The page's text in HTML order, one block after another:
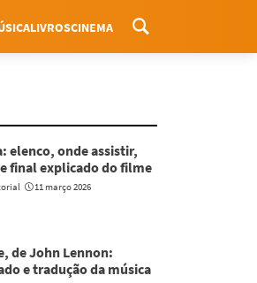
MenuLIVROSCINEMA
elenco, onde assistir,
final explicado do filme
11 março 2026
de John Lennon:
e tradução da música